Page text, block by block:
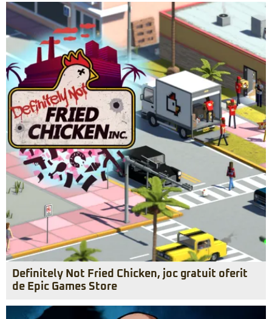
Definitely Not Fried Chicken, joc gratuit oferit
de Epic Games Store